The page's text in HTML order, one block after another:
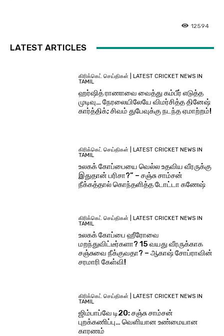
12594
LATEST ARTICLES
கிரிக்கெட் செய்திகள் | LATEST CRICKET NEWS IN
TAMIL
ஹர்ஷித் ராணாவை வைத்து கம்பீர் எடுத்த
முடிவு… நேரலையிலேயே விமர்சித்த தினேஷ்
கார்த்திக்; சிவம் துபேவுக்கு நடந்த ஏமாற்றம்!
கிரிக்கெட் செய்திகள் | LATEST CRICKET NEWS IN
TAMIL
உலகக் கோப்பையை வெல்ல உதவிய வீரருக்கு
இதுதான் பரிசா?” – சஞ்சு சாம்சன்
நீக்கத்தால் கொந்தளித்த டோட்டா கணேஷ்
கிரிக்கெட் செய்திகள் | LATEST CRICKET NEWS IN
TAMIL
உலகக் கோப்பை ஹீரோவை
மறந்துவிட்டீர்களா? 15 வயது வீரருக்காக
சஞ்சுவை நீக்குவதா? – ஆகாஷ் சோப்ராவின்
சரமாரி கேள்வி!
கிரிக்கெட் செய்திகள் | LATEST CRICKET NEWS IN
TAMIL
ஜிம்பாப்வே டி20: சஞ்சு சாம்சன்
புறக்கணிப்பு… வெளியான உண்மையான
காரணம்